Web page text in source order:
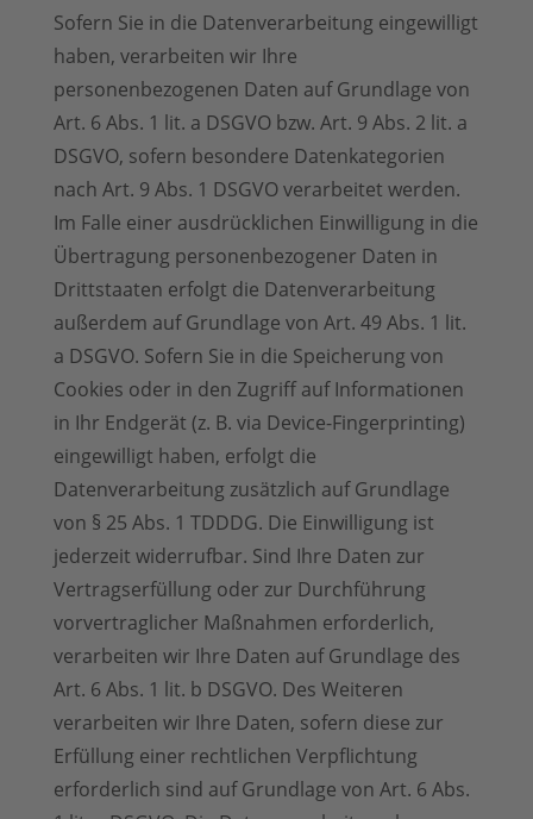
Sofern Sie in die Datenverarbeitung eingewilligt
haben, verarbeiten wir Ihre
personenbezogenen Daten auf Grundlage von
Art. 6 Abs. 1 lit. a DSGVO bzw. Art. 9 Abs. 2 lit. a
DSGVO, sofern besondere Datenkategorien
nach Art. 9 Abs. 1 DSGVO verarbeitet werden.
Im Falle einer ausdrücklichen Einwilligung in die
Übertragung personenbezogener Daten in
Drittstaaten erfolgt die Datenverarbeitung
außerdem auf Grundlage von Art. 49 Abs. 1 lit.
a DSGVO. Sofern Sie in die Speicherung von
Cookies oder in den Zugriff auf Informationen
in Ihr Endgerät (z. B. via Device-Fingerprinting)
eingewilligt haben, erfolgt die
Datenverarbeitung zusätzlich auf Grundlage
von § 25 Abs. 1 TDDDG. Die Einwilligung ist
jederzeit widerrufbar. Sind Ihre Daten zur
Vertragserfüllung oder zur Durchführung
vorvertraglicher Maßnahmen erforderlich,
verarbeiten wir Ihre Daten auf Grundlage des
Art. 6 Abs. 1 lit. b DSGVO. Des Weiteren
verarbeiten wir Ihre Daten, sofern diese zur
Erfüllung einer rechtlichen Verpflichtung
erforderlich sind auf Grundlage von Art. 6 Abs.